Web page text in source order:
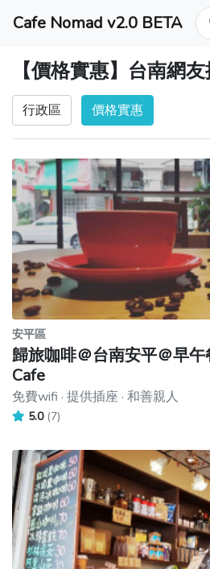
Cafe Nomad v2.0 BETA
【價格實惠】台南網
行政區 價格實惠
安平區
歸旅咖啡＠台南安平＠早
Cafe
免費wifi · 提供插座 · 和善親人
5.0 (7)